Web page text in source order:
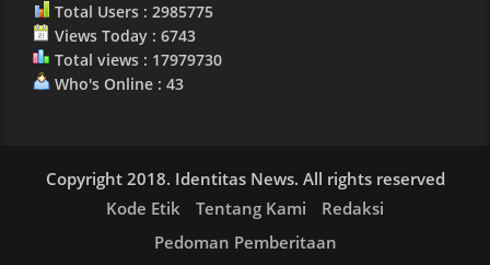
Total Users : 2985775
Views Today : 6743
Total views : 17979730
Who's Online : 43
Copyright 2018. Identitas News. All rights reserved
Kode Etik
Tentang Kami
Redaksi
Pedoman Pemberitaan